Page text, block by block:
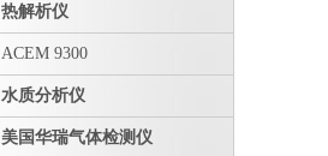
热解析仪
ACEM 9300
水质分析仪
美国华瑞气体检测仪